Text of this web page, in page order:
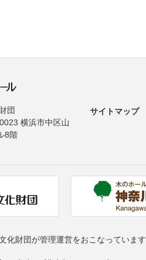
団
横浜市中区山
8階
サイトマップ
化財団が管理運営をおこなっています